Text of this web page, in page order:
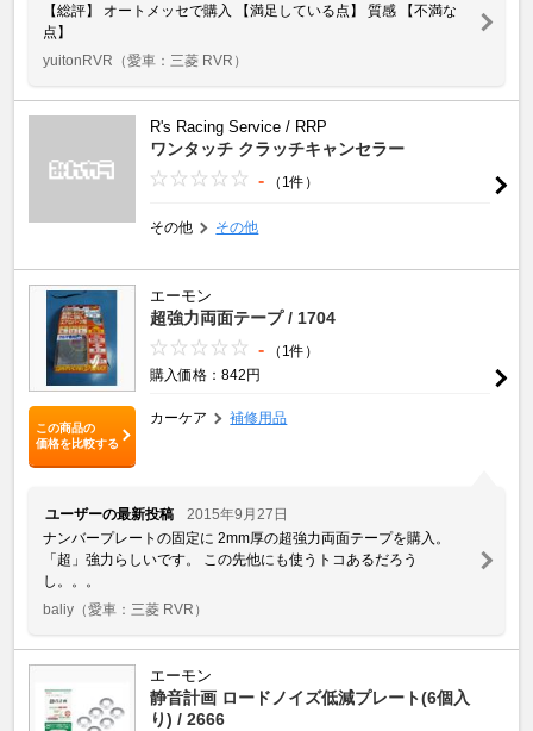
【総評】 オートメッセで購入 【満足している点】 質感 【不満な
点】
yuitonRVR （愛車：三菱 RVR）
R's Racing Service / RRP
ワンタッチ クラッチキャンセラー
- （1件）
その他 その他
この商品の
価格を比較する
エーモン
超強力両面テープ / 1704
-
（1件）
購入価格：842円
カーケア 補修用品
ユーザーの最新投稿
2015年9月27日
ナンバープレートの固定に 2mm厚の超強力両面テープを購入。
「超」強力らしいです。 この先他にも使うトコあるだろう
し。。。
baliy （愛車：三菱 RVR）
エーモン
静音計画 ロードノイズ低減プレート(6個入
り) / 2666